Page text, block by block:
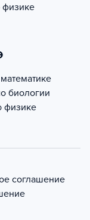
биологии
физике
соглашение